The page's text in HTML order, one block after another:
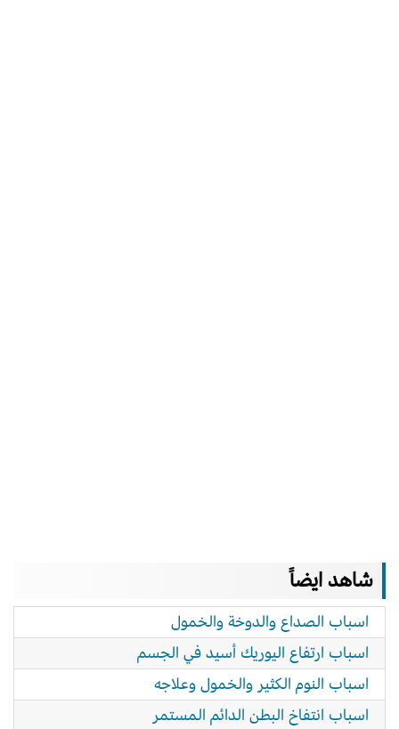
شاهد ايضاً
اسباب الصداع والدوخة والخمول
اسباب ارتفاع اليوريك أسيد في الجسم
اسباب النوم الكثير والخمول وعلاجه
اسباب انتفاخ البطن الدائم المستمر